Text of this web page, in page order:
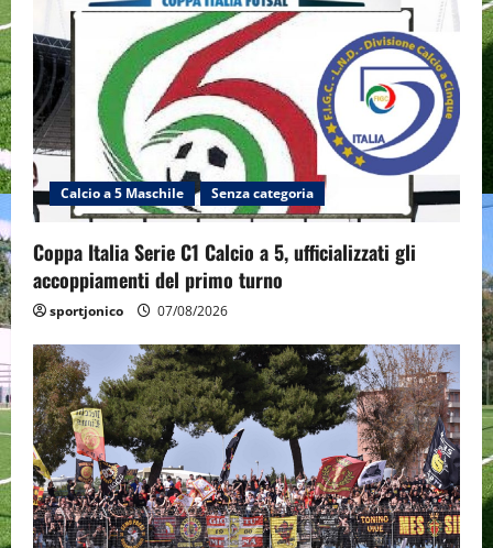
Calcio a 5 Maschile Senza categoria
Coppa Italia Serie C1 Calcio a 5, ufficializzati gli
accoppiamenti del primo turno
sportjonico 07/08/2026